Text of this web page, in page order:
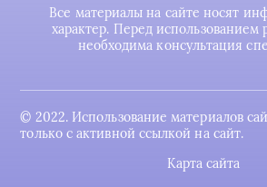
Все материалы на сайте носят
характер. Перед использованием
необходима консультация
© 2022. Использование материалов
только с активной ссылкой на сайт.
Карта сайта